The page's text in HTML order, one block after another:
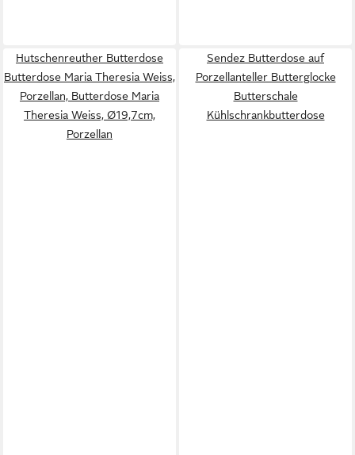
Hutschenreuther Butterdose
Butterdose Maria Theresia Weiss,
Porzellan, Butterdose Maria
Theresia Weiss, Ø19,7cm,
Porzellan
Sendez Butterdose auf
Porzellanteller Butterglocke
Butterschale
Kühlschrankbutterdose